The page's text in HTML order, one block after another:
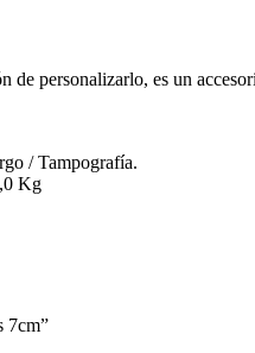
de personalizarlo, es un
/ Tampografía.
Kg
7cm”